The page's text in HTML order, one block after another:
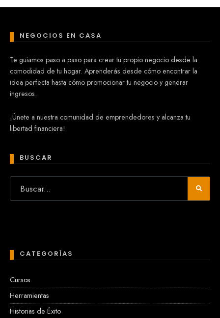
NEGOCIOS EN CASA
Te guiamos paso a paso para crear tu propio negocio desde la
comodidad de tu hogar. Aprenderás desde cómo encontrar la
idea perfecta hasta cómo promocionar tu negocio y generar
ingresos.
¡Únete a nuestra comunidad de emprendedores y alcanza tu
libertad financiera!
BUSCAR
CATEGORÍAS
Cursos
Herramientas
Historias de Éxito